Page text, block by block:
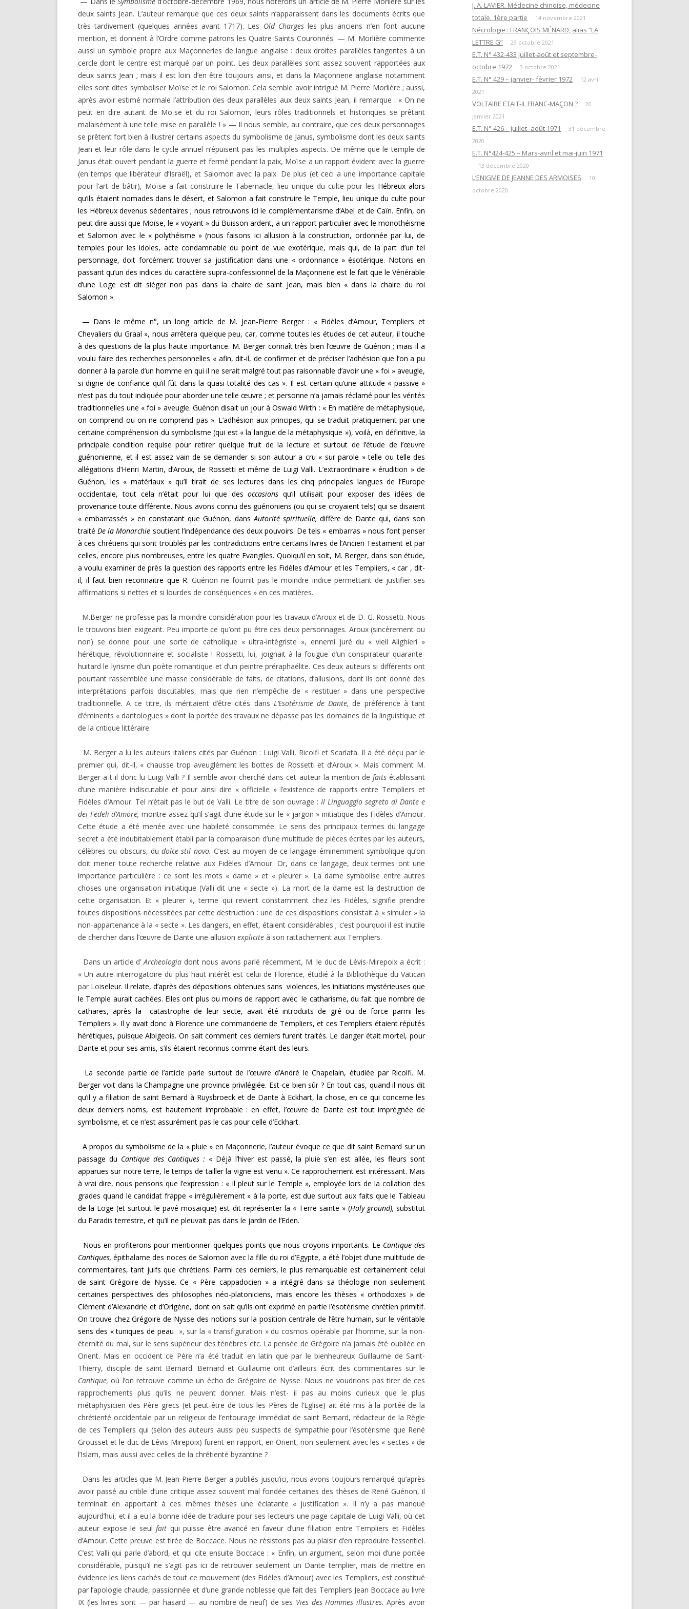
DEC 1970 2ÈME PARTIE
E.T. N° 421-422 SEPT- OCT-NOV-
DEC 1970 1ÈRE PARTIE
E.T. N° 418 MARS-AVRIL 1970
E.T. ANNEES 1968-1969
E.T. N° 416 NOVEMBRE –
DÉCEMBRE 1969- 2ÈME PARTIE
E.T. N° 416 NOVEMBRE –
DÉCEMBRE 1969- 1ÈRE PARTIE
E.T. N° 415 SEPTEMBRE-OCTOBRE
E.T. N° 414 JUILLET-AOÛT 1969
E.T. N° 412-413 MARS-AVRIL ET
MAI-JUIN 1969
E.T. N° 411 JANVIER-FÉVRIER 1969
E.T. N° 409-410 SEPT. ET NOV.-
DÉC.1968
E.T. ANNEES 1966 – 1967
E.T. N° 404. NOVEMBRE-
DÉCEMBRE 1967
1967
E.T. N° 400. MARS-AVRIL 1967
E.T. N° 399. JANVIER-FÉVRIER 1967
E.T. N°396-397 : 07-08 ET 09-10
E.T. N° 395 MAI-JUIN 1966
E.T. N° 394 MARS AVRIL 1966
E.T. ANNEES 1951 À 1953 E.T. N° 305, JANVIER FÉVRIER 1953
E.T. N°304, DÉCEMBRE 1952
E.T. N° 303, OCTOBRE-NOVEMBRE
1952
E.T. N° 299, AVRIL-MAI 1952
E.T. N° 298, MARS 1952
E. T. N 297, JANV.-FÉV. 1952
E. T. Nº 296, DÉC. 1951
E. T. Nº 290, MARS 1951
SAKUTEI-KI, OU LE LIVRE SECRET
DES JARDINS JAPONAIS
JACQUES PAUL, HISTOIRE
INTELLECTUELLE DE L’OCCIDENT
MÉDIÉVAL
JEAN RICHER, DELPHES, DÉLOS ET
CUMES
LAMBSPRINCK, LA PIERRE
PHILOSOPHALE
VERNANT ET VIDAL-NAQUET.
MYTHE ET TRAGÉDIE EN GRÈCE
ANCIENNE
PERNÉTY. LES FABLES
ÉGYPTIENNES DÉVOILÉES
ANDRÉ BILLY. STANISLAS DE
GUAITA
MAGISTER. MANUAL DEL
MAGISTER. MANUAL DEL
COMPAÑERO.
MAGISTER. MANUAL DEL
MAESTRO.
MAGISTER. MANUAL DEL
MAESTRO SECRETO.
JEAN-PAUL GARNIER. BARRAS, ROI
DU DIRECTOIRE.
LES DOUZE TRAVAUX D’HERCULE
« QUESTIONS DE RITUELS »
SUIVANT L’ŒUVRE DE R. GUÉNON
ET SES LETTRES À M. MAUGY / D.
MAÇONNERIE PAR L’HERMÉTISME
MAÇONNERIE”
AVERTISSEMENT
DARKNESS VISIBLE PARTIE 1
COMPTE RENDU E.T. N° 500
LE RITUEL EN MAÇONNERIE
L’ARCHE VIVANTE DES SYMBOLES
RENÉ GUÉNON LIVRÉ À LA
MULTITUDE ( I ) : TÉMOIGNAGE ET
MISES EN GARDE
SUR UN ARTICLE DE VLT
deux saints Jean. L’auteur remarque que ces deux saints n’appa­raissent dans les documents écrits que
très tardivement (quelques années avant 1717). Les Old Chargesles plus anciens n’en font aucune
mention, et donnent à l’Ordre comme patrons les Quatre Saints Couronnés. — M. Morlière commente
aussi un symbole propre aux Maçonneries de langue anglaise : deux droites parallèles tangentes à un
cercle dont le centre est marqué par un point. Les deux parallèles sont assez souvent rapportées aux
deux saints Jean ; mais il est loin d’en être toujours ainsi, et dans la Maçonnerie anglaise notamment
elles sont dites symbo­liser Moïse et le roi Salomon. Cela semble avoir intrigué M. Pierre Morlière ; aussi,
après avoir estimé normale l’attribution des deux parallèles aux deux saints Jean, il remarque : « On ne
peut en dire autant de Moïse et du roi Salomon, leurs rôles traditionnels et historiques se prêtant
malaisément à une telle mise en parallèle ! » — Il nous semble, au contraire, que ces deux personnages
se prêtent fort bien à illustrer certains aspects du symbo­lisme de Janus, symbolisme dont les deux saints
Jean et leur rôle dans le cycle annuel n’épuisent pas les multi­ples aspects. De même que le temple de
Janus était ouvert pendant la guerre et fermé pendant la paix, Moïse a un rapport évident avec la guerre
(en temps que libérateur d’Israël), et Salomon avec la paix. De plus (et ceci a une importance capitale
pour l’art de bâtir), Moïse a fait construire le Tabernacle, lieu unique du culte pour les Hébreux alors
qu’ils étaient nomades dans le désert, et Salomon a fait construire le Temple, lieu unique du culte pour
les Hébreux devenus sédentaires ; nous retrouvons ici le complémentarisme d’Abel et de Caïn. Enfin, on
peut dire aussi que Moïse, le « voyant » du Buisson ardent, a un rapport particulier avec le monothéisme
et Salomon avec le « polythéisme » (nous faisons ici allusion à la construction, ordonnée par lui, de
temples pour les idoles, acte condamnable du point de vue exotérique, mais qui, de la part d’un tel
personnage, doit forcément trouver sa justification dans une « ordonnance » ésotérique. Notons en
passant qu’un des indices du caractère supra-confes­sionnel de la Maçonnerie est le fait que le Vénérable
d’une Loge est dit siéger non pas dans la chaire de saint Jean, mais bien « dans la chaire du roi
Salomon ».
— Dans le même n°, un long article de M. Jean-Pierre Berger : « Fidèles d’Amour, Templiers et
Chevaliers du Graal », nous arrêtera quelque peu, car, comme toutes les études de cet auteur, il touche
à des questions de la plus haute importance. M. Berger connaît très bien l’œuvre de Guénon ; mais il a
voulu faire des recherches person­nelles « afin, dit-il, de confirmer et de préciser l’adhé­sion que l’on a pu
donner à la parole d’un homme en qui il ne serait malgré tout pas raisonnable d’avoir une « foi » aveugle,
si digne de confiance qu’il fût dans la quasi totalité des cas ». Il est certain qu’une attitude « passi­ve »
n’est pas du tout indiquée pour aborder une telle œuvre ; et personne n’a jamais réclamé pour les vérités
traditionnelles une « foi » aveugle. Guénon disait un jour à Oswald Wirth : « En matière de métaphysique,
on com­prend ou on ne comprend pas ». L’adhésion aux princi­pes, qui se traduit pratiquement par une
certaine compré­hension du symbolisme (qui est « la langue de la méta­physique »), voilà, en définitive, la
principale condition requise pour retirer quelque fruit de la lecture et surtout de l’étude de l’œuvre
guénonienne, et il est assez vain de se demander si son autour a cru « sur parole » telle ou telle des
allégations d’Henri Martin, d’Aroux, de Rossetti et même de Luigi Valli. L’extraordinaire « érudition » de
Guénon, les « matériaux » qu’il tirait de ses lectures dans les cinq principales langues de l’Europe
occidentale, tout cela n’était pour lui que desoccasions qu’il utilisait pour exposer des idées de
provenance toute différente. Nous avons connu des guénoniens (ou qui se croyaient tels) qui se disaient
« embarrassés » en constatant que Guénon, dansAutorité spirituelle, diffère de Dante qui, dans son
traitéDe la Monarchie soutient l’indépendance des deux pouvoirs. De tels « embarras » nous font penser
à ces chrétiens qui sont troublés par les contradictions entre certains livres de l’Ancien Testament et par
celles, encore plus nombreuses, entre les quatre Evangiles. Quoiqu’il en soit, M. Berger, dans son étude,
a voulu examiner de près la question des rapports entre les Fidèles d’Amour et les Templiers, « car , dit-
il, il faut bien reconnaitre que R. Guénon ne fournit pas le moindre indice permettant de justifier ses
affirmations si nettes et si lourdes de conséquences » en ces matières.
M.Berger ne professe pas la moindre considération pour les travaux d’Aroux et de D.-G. Rossetti. Nous
le trouvons bien exigeant. Peu importe ce qu’ont pu être ces deux personnages. Aroux (sincèrement ou
non) se donne pour une sorte de catholique « ultra-intégriste », ennemi juré du « vieil Alighieri »
hérétique, révolutionnaire et socialiste ! Rossetti, lui, joignait à la fougue d’un conspi­rateur quarante-
huitard le lyrisme d’un poète romantique et d’un peintre préraphaélite. Ces deux auteurs si diffé­rents ont
pourtant rassemblée une masse considérable de faits, de citations, d’allusions, dont ils ont donné des
interprétations parfois discutables, mais que rien n’em­pêche de « restituer » dans une perspective
tradition­nelle. A ce titre, ils méritaient d’être cités dans L’Esoté­risme de Dante, de préférence à tant
d’éminents « dantologues » dont la portée des travaux ne dépasse pas les domaines de la linguistique et
de la critique littéraire.
M. Berger a lu les auteurs italiens cités par Guénon : Luigi Valli, Ricolfi et Scarlata. Il a été déçu par le
premier qui, dit-il, « chausse trop aveuglément les bottes de Ros­setti et d’Aroux ». Mais comment M.
Berger a-t-il donc lu Luigi Valli ? Il semble avoir cherché dans cet auteur la mention de faitsétablissant
d’une manière indiscutable et pour ainsi dire « officielle » l’existence de rapports entre Templiers et
Fidèles d’Amour. Tel n’était pas le but de Valli. Le titre de son ouvrage : Il Linguaggio segreto di Dante e
dei Fedeli d’Amore, montre assez qu’il s’agit d’une étude sur le « jargon » initiatique des Fidèles d’Amour.
Cette étude a été menée avec une habileté con­sommée. Le sens des principaux termes du langage
secret a été indubitablement établi par la comparaison d’une multitude de pièces écrites par les auteurs,
célèbres ou obscurs, dudolce stil novo. C’est au moyen de ce langage éminemment symbolique qu’on
doit mener toute recherche relative aux Fidèles d’Amour. Or, dans ce langage, deux termes ont une
importance particulière : ce sont les mots « dame » et « pleurer ». La dame symbolise entre autres
choses une organisation initiatique (Valli dit une « sec­te »). La mort de la dame est la destruction de
cette organisation. Et « pleurer », terme qui revient constam­ment chez les Fidèles, signifie prendre
toutes dispositions nécessitées par cette destruction : une de ces dispositions consistait à « simuler » la
non-appartenance à la « secte ». Les dangers, en effet, étaient considérables ; c’est pourquoi il est inutile
de chercher dans l’œuvre de Dante une allusion explicite à son rattachement aux Templiers.
Dans un article d’ Archeologia dont nous avons parlé récemment, M. le duc de Lévis-Mirepoix a écrit :
« Un autre interrogatoire du plus haut intérêt est celui de Florence, étudié à la Bibliothèque du Vatican
par Loiseleur. Il relate, d’après des dépositions obtenues sans violences, les initiations mystérieuses que
le Temple aurait cachées. Elles ont plus ou moins de rapport avec le catharisme, du fait que nombre de
cathares, après la catastrophe de leur secte, avait été introduits de gré ou de force parmi les
Templiers ». Il y avait donc à Florence une commanderie de Templiers, et ces Tem­pliers étaient réputés
hérétiques, puisque Albigeois. On sait comment ces derniers furent traités. Le danger était mortel, pour
Dante et pour ses amis, s’ils étaient recon­nus comme étant des leurs.
La seconde partie de l’article parle surtout de l’œuvre d’André le Chapelain, étudiée par Ricolfi. M.
Berger voit dans la Champagne une province privilégiée. Est-ce bien sûr ? En tout cas, quand il nous dit
qu’il y a filiation de saint Bernard à Ruysbroeck et de Dante à Eckhart, la chose, en ce qui concerne les
deux derniers noms, est hautement improbable : en effet, l’œuvre de Dante est tout imprégnée de
symbolisme, et ce n’est assurément pas le cas pour celle d’Eckhart.
A propos du symbolisme de la « pluie » en Maçonnerie, l’auteur évoque ce que dit saint Bernard sur un
passage du Cantique des Cantiques : « Déjà l’hiver est passé, la pluie s’en est allée, les fleurs sont
apparues sur notre terre, le temps de tailler la vigne est venu ». Ce rappro­chement est intéressant. Mais
à vrai dire, nous pensons que l’expression : « Il pleut sur le Temple », employée lors de la collation des
grades quand le candidat frappe « irrégulièrement » à la porte, est due surtout aux faits que le Tableau
de la Loge (et surtout le pavé mosaïque) est dit représenter la « Terre sainte » (Holy ground),substitut
du Paradis terrestre, et qu’il ne pleuvait pas dans le jardin de l’Eden.
Nous en profiterons pour mentionner quelques points que nous croyons importants. Le Cantique des
Canti­ques, épithalame des noces de Salomon avec la fille du roi d’Egypte, a été l’objet d’une multitude de
commentai­res, tant juifs que chrétiens. Parmi ces derniers, le plus remarquable est certainement celui
de saint Grégoire de Nysse. Ce « Père cappadocien » a intégré dans sa théolo­gie non seulement
certaines perspectives des philosophes néo-platoniciens, mais encore les thèses « orthodoxes » de
Clément d’Alexandrie et d’Origène, dont on sait qu’ils ont exprimé en partie l’ésotérisme chrétien primitif.
On trouve chez Grégoire de Nysse des notions sur la position centrale de l’être humain, sur le véritable
sens des « tuniques de peau
», sur la « transfiguration » du cosmos opérable par l’homme, sur la non-
éternité du mal, sur le sens supérieur des ténèbres etc. La pensée de Grégoire n’a jamais été oubliée en
Orient. Mais en occident ce Père n’a été traduit en latin que par le bienheureux Guillaume de Saint-
Thierry, disciple de saint Bernard. Bernard et Guillaume ont d’ailleurs écrit des commentaires sur le
Cantique, où l’on retrouve comme un écho de Grégoire de Nysse. Nous ne voudrions pas tirer de ces
rapprochements plus qu’ils ne peuvent donner. Mais n’est- il pas au moins curieux que le plus
métaphysicien des Père grecs (et peut-être de tous les Pères de l’Eglise) ait été mis à la portée de la
chrétienté occidentale par un religieux de l’entourage immédiat de saint Bernard, rédacteur de la Règle
de ces Templiers qui (selon des au­teurs aussi peu suspects de sympathie pour l’ésotérisme que René
Grousset et le duc de Lévis-Mirepoix) furent en rapport, en Orient, non seulement avec les « sectes » de
l’Islam, mais aussi avec celles de la chrétienté byzantine ?
Dans les articles que M. Jean-Pierre Berger a publiés jusqu’ici, nous avons toujours remarqué qu’après
avoir passé au crible d’une critique assez souvent mal fondée certaines des thèses de René Guénon, il
terminait en apportant à ces mêmes thèses une éclatante « justifica­tion ». Il n’y a pas manqué
aujourd’hui, et il a eu la bonne idée de traduire pour ses lecteurs une page capitale de Luigi Valli, où cet
auteur expose le seulfait qui puisse être avancé en faveur d’une filiation entre Templiers et Fidèles
d’Amour. Cette preuve est tirée de Boccace. Nous ne résistons pas au plaisir d’en reproduire l’essentiel.
C’est Valli qui parle d’abord, et qui cite ensuite Boccace : « Enfin, un argument, selon moi d’une portée
considé­rable, puisqu’il ne s’agit pas ici de retrouver seulement un Dante templier, mais de mettre en
évidence les liens cachés de tout ce mouvement (des Fidèles d’Amour) avec les Templiers, est constitué
par l’apologie chaude, pas­sionnée et d’une grande noblesse que fait des Templiers Jean Boccace au livre
IX (les livres sont — par hasard — au nombre de neuf) de ses Vies des Hommes illustres.Après avoir
J. A. LAVIER. Médecine chinoise, médecine
totale. 1ère partie
14 novembre 2021
Nécrologie : FRANÇOIS MÉNARD, alias “LA
LETTRE G”
29 octobre 2021
E.T. N° 432-433 juillet-août et septembre-
octobre 1972
3 octobre 2021
E.T. N° 429 – janvier- février 1972
12 avril
2021
VOLTAIRE ETAIT-IL FRANC-MAÇON ?
20
janvier 2021
E.T. N° 426 – juillet- août 1971
31 décembre
2020
E.T. N°424-425 – Mars-avril et mai-juin 1971
13 décembre 2020
L’ENIGME DE JEANNE DES ARMOISES
10
octobre 2020